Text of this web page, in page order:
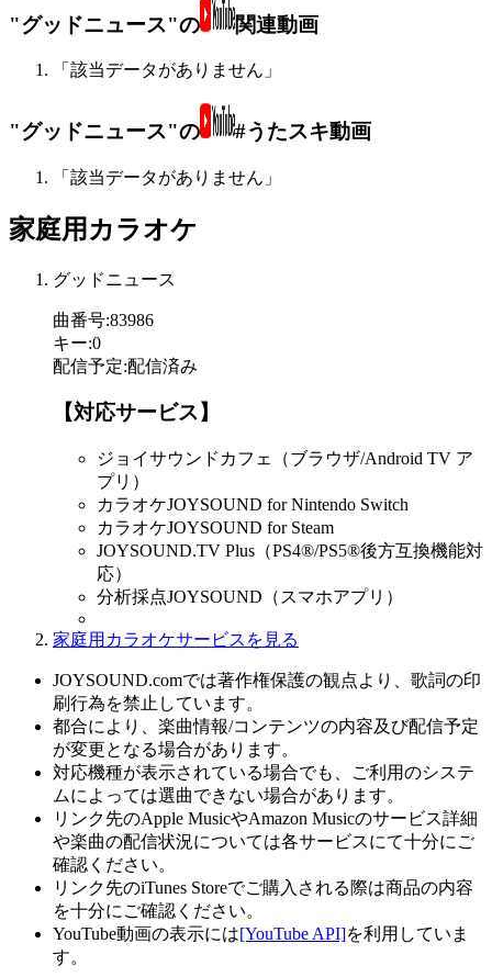
"グッドニュース"の 関連動画
「該当データがありません」
"グッドニュース"の #うたスキ動画
「該当データがありません」
家庭用カラオケ
グッドニュース
曲番号:83986
キー:0
配信予定:配信済み
【対応サービス】
ジョイサウンドカフェ（ブラウザ/Android TV ア
プリ）
カラオケJOYSOUND for Nintendo Switch
カラオケJOYSOUND for Steam
JOYSOUND.TV Plus（PS4®/PS5®後方互換機能対
応）
分析採点JOYSOUND（スマホアプリ）
家庭用カラオケサービスを見る
JOYSOUND.comでは著作権保護の観点より、歌詞の印
刷行為を禁止しています。
都合により、楽曲情報/コンテンツの内容及び配信予定
が変更となる場合があります。
対応機種が表示されている場合でも、ご利用のシステ
ムによっては選曲できない場合があります。
リンク先のApple MusicやAmazon Musicのサービス詳細
や楽曲の配信状況については各サービスにて十分にご
確認ください。
リンク先のiTunes Storeでご購入される際は商品の内容
を十分にご確認ください。
YouTube動画の表示には[YouTube API]を利用していま
す。